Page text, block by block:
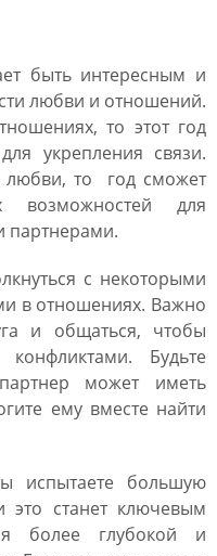
быть интересным и
любви и отношений.
то этот год
укрепления связи.
любви, то год сможет
возможностей для
партнерами.
с некоторыми
в отношениях. Важно
и общаться, чтобы
Будьте
может иметь
ему вместе найти
испытаете большую
это станет ключевым
более глубокой и